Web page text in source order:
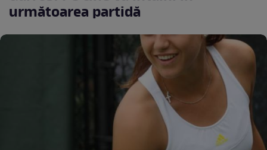
următoarea partidă